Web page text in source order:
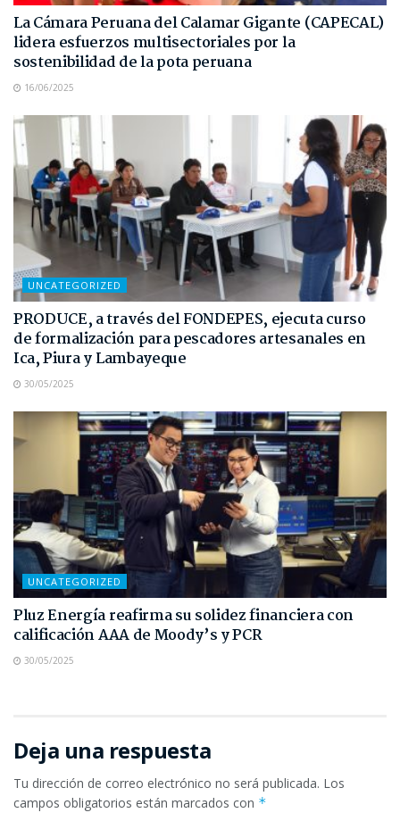
La Cámara Peruana del Calamar Gigante (CAPECAL)
lidera esfuerzos multisectoriales por la
sostenibilidad de la pota peruana
16/06/2025
UNCATEGORIZED
PRODUCE, a través del FONDEPES, ejecuta curso
de formalización para pescadores artesanales en
Ica, Piura y Lambayeque
30/05/2025
UNCATEGORIZED
Pluz Energía reafirma su solidez financiera con
calificación AAA de Moody’s y PCR
30/05/2025
Deja una respuesta
Tu dirección de correo electrónico no será publicada. Los
campos obligatorios están marcados con *